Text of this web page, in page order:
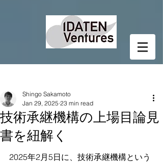
技術承継機構の上場目論見
書を紐解く
Shingo Sakamoto
Jan 29, 2025 23 min read
2025年2月5日に、技術承継機構という